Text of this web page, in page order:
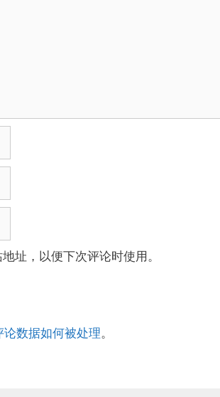
址，以便下次评论时使用。
论数据如何被处理。